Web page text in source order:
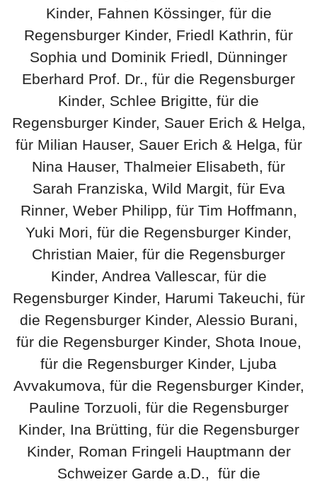
Kinder, Fahnen Kössinger, für die
Regensburger Kinder, Friedl Kathrin, für
Sophia und Dominik Friedl, Dünninger
Eberhard Prof. Dr., für die Regensburger
Kinder, Schlee Brigitte, für die
Regensburger Kinder, Sauer Erich & Helga,
für Milian Hauser, Sauer Erich & Helga, für
Nina Hauser, Thalmeier Elisabeth, für
Sarah Franziska, Wild Margit, für Eva
Rinner, Weber Philipp, für Tim Hoffmann,
Yuki Mori, für die Regensburger Kinder,
Christian Maier, für die Regensburger
Kinder, Andrea Vallescar, für die
Regensburger Kinder, Harumi Takeuchi, für
die Regensburger Kinder, Alessio Burani,
für die Regensburger Kinder, Shota Inoue,
für die Regensburger Kinder, Ljuba
Avvakumova, für die Regensburger Kinder,
Pauline Torzuoli, für die Regensburger
Kinder, Ina Brütting, für die Regensburger
Kinder, Roman Fringeli Hauptmann der
Schweizer Garde a.D., für die